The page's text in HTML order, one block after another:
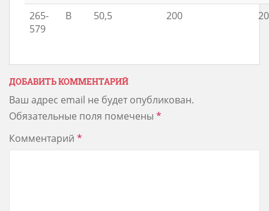
265-
579
B 50,5 200
ДОБАВИТЬ КОММЕНТАРИЙ
Ваш адрес email не будет опубликован.
Обязательные поля помечены *
Комментарий *